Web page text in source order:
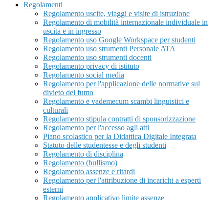
Regolamenti
Regolamento uscite, viaggi e visite di istruzione
Regolamento di mobilità internazionale individuale in
uscita e in ingresso
Regolamento uso Google Workspace per studenti
Regolamento uso strumenti Personale ATA
Regolamento uso strumenti docenti
Regolamento privacy di istituto
Regolamento social media
Regolamento per l'applicazione delle normative sul
divieto del fumo
Regolamento e vademecum scambi linguistici e
culturali
Regolamento stipula contratti di sponsorizzazione
Regolamento per l'accesso agli atti
Piano scolastico per la Didattica Digitale Integrata
Statuto delle studentesse e degli studenti
Regolamento di disciplina
Regolamento (bullismo)
Regolamento assenze e ritardi
Regolamento per l'attribuzione di incarichi a esperti
esterni
Regolamento applicativo limite assenze